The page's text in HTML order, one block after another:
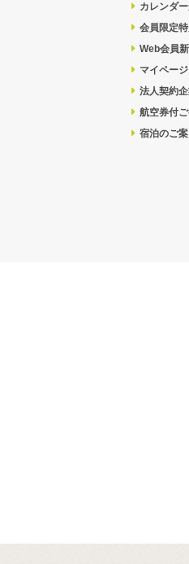
カレンダ
会員限定
Web会員
マイペー
法人契約
航空券付
宿泊のご